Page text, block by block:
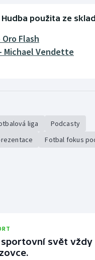
Hudba použita ze
Oro Flash
Michael Vendette
liga
Podcasty
Fotbal fokus
svět vždy